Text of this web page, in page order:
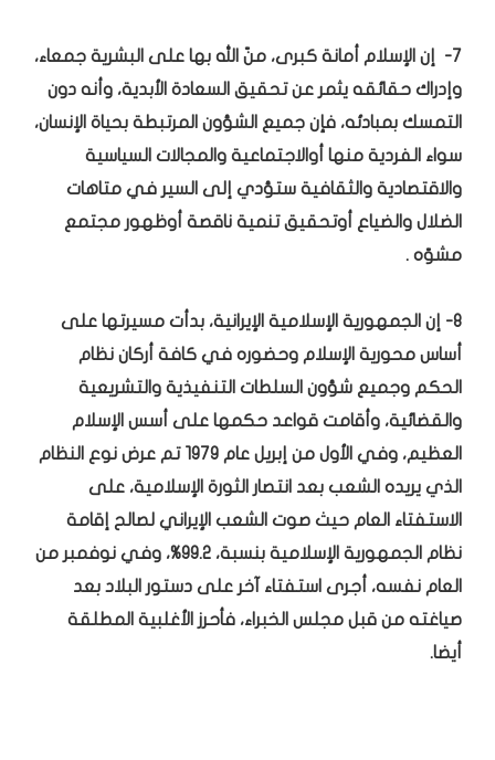
7- إن الإسلام أمانة كبرى، منّ الله بها على البشرية جمعاء،
وإدراك حقائقه يثمر عن تحقيق السعادة الأبدية، وأنه دون
التمسك بمبادئه، فإن جميع الشؤون المرتبطة بحياة الإنسان،
سواء الفردية منها أوالاجتماعية والمجالات السياسية
والاقتصادية والثقافية ستؤدي إلى السير في متاهات
الضلال والضياع أوتحقيق تنمية ناقصة أوظهور مجتمع
مشوّه .
8- إن الجمهورية الإسلامية الإيرانية، بدأت مسيرتها على
أساس محورية الإسلام وحضوره في كافة أركان نظام
الحكم وجميع شؤون السلطات التنفيذية والتشريعية
والقضائية، وأقامت قواعد حكمها على أسس الإسلام
العظيم، وفي الأول من إبريل عام 1979 تم عرض نوع النظام
الذي يريده الشعب بعد انتصار الثورة الإسلامية، على
الاستفتاء العام حيث صوت الشعب الإيراني لصالح إقامة
نظام الجمهورية الإسلامية بنسبة، 99.2%، وفي نوفمبر من
العام نفسه، أجرى استفتاء آخر على دستور البلاد بعد
صياغته من قبل مجلس الخبراء، فأحرز الأغلبية المطلقة
أيضا.